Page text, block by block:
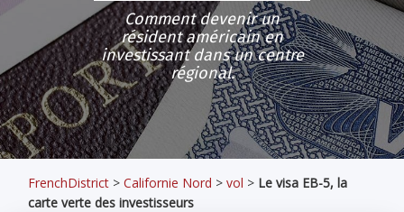
Comment devenir un
résident américain en
investissant dans un centre
régional.
FrenchDistrict >Californie Nord >vol > Le visa EB-5, la
carte verte des investisseurs